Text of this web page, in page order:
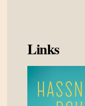
Links